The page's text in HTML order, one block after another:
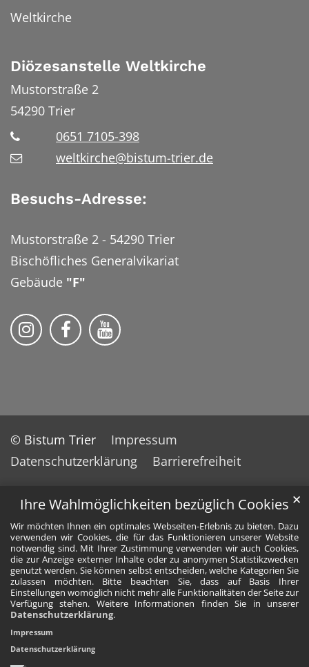
Ihre Wahlmöglichkeiten bezüglich Cookies
Wir möchten Ihnen ein optimales Webseiten-Erlebnis zu bieten. Dazu
verwenden wir Cookies, die für das Funktionieren unserer Website
notwendig sind. Mit Ihrer Zustimmung verwenden wir auch Cookies,
die zur Anzeige externer Inhalte oder zu anonymen Statistikzwecken
genutzt werden. Sie können selbst entscheiden, welche Kategorien Sie
zulassen möchten. Bitte beachten Sie, dass auf Basis Ihrer
Einstellungen womöglich nicht mehr alle Funktionalitäten der Seite zur
Verfügung stehen. Weitere Informationen finden Sie in unserer
Datenschutzerklärung.
✕
Impressum
Datenschutzerklärung
Weltkirche
Diözesanstelle Weltkirche
Mustorstraße 2
54290 Trier
0651 7105-398
weltkirche@bistum-trier.de
Besuchs-Adresse:
Mustorstraße 2 - 54290 Trier
Bischöfliches Generalvikariat
Gebäude "F"
Bistum Trier auf Instragram
Bistum Trier auf Facebook
Bistum Trier auf YouTube
© Bistum Trier
Impressum
Datenschutzerklärung
Barrierefreiheit